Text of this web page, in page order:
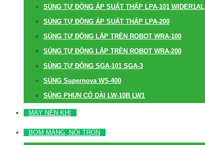
SÚNG TỰ ĐỘNG ÁP SUẤT THẤP LPA-101 WIDER1AL
SÚNG TỰ ĐỘNG ÁP SUẤT THẤP LPA-200
SÚNG TỰ ĐỘNG LẮP TRÊN ROBOT WRA-100
SÚNG TỰ ĐỘNG LẮP TRÊN ROBOT WRA-200
SÚNG TỰ ĐỘNG SGA-101 SGA-3
SÚNG Supernova WS-400
SÚNG PHUN CỔ DÀI LW-10B LW1
MÁY NÉN KHÍ
BƠM MÀNG, NỒI TRỘN